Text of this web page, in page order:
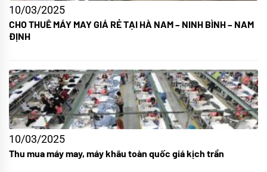
10/03/2025
CHO THUÊ MÁY MAY GIÁ RẺ TẠI HÀ NAM – NINH BÌNH – NAM
ĐỊNH
10/03/2025
Thu mua máy may, máy khâu toàn quốc giá kịch trần